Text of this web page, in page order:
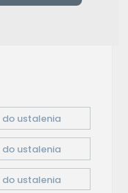
do ustalenia
do ustalenia
do ustalenia